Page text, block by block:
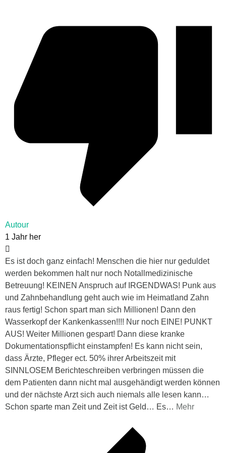
Autour
1 Jahr her
Es ist doch ganz einfach! Menschen die hier nur geduldet
werden bekommen halt nur noch Notallmedizinische
Betreuung! KEINEN Anspruch auf IRGENDWAS! Punk aus
und Zahnbehandlung geht auch wie im Heimatland Zahn
raus fertig! Schon spart man sich Millionen! Dann den
Wasserkopf der Kankenkassen!!!! Nur noch EINE! PUNKT
AUS! Weiter Millionen gespart! Dann diese kranke
Dokumentationspflicht einstampfen! Es kann nicht sein,
dass Ärzte, Pfleger ect. 50% ihrer Arbeitszeit mit
SINNLOSEM Berichteschreiben verbringen müssen die
dem Patienten dann nicht mal ausgehändigt werden können
und der nächste Arzt sich auch niemals alle lesen kann…
Schon sparte man Zeit und Zeit ist Geld… Es… Mehr